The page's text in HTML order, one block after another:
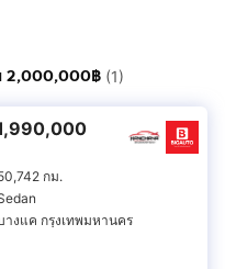
2,000,000฿ (1)
กม.
างแค กรุงเทพมหานคร